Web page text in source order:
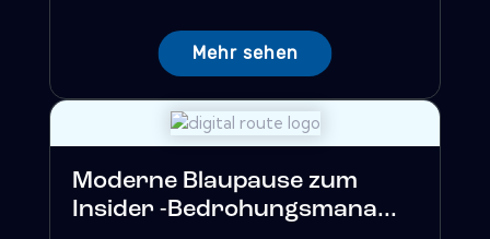
Mehr sehen
Moderne Blaupause zum
Insider -Bedrohungsmana...